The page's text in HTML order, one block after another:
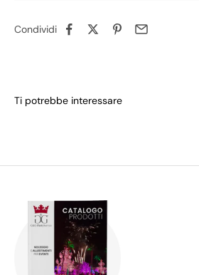
Condividi